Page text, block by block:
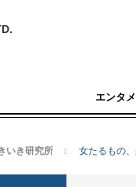
エンタメ
いき研究所 女たるもの